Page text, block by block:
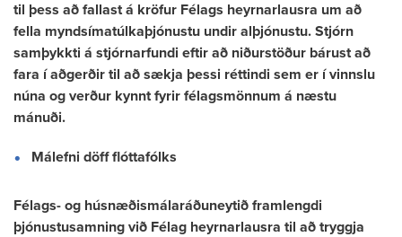
til þess að fallast á kröfur Félags heyrnarlausra um að
fella myndsímatúlkaþjónustu undir alþjónustu. Stjórn
samþykkti á stjórnarfundi eftir að niðurstöður bárust að
fara í aðgerðir til að sækja þessi réttindi sem er í vinnslu
núna og verður kynnt fyrir félagsmönnum á næstu
mánuði.
Málefni döff flóttafólks
Félags- og húsnæðismálaráðuneytið framlengdi
þjónustusamning við Félag heyrnarlausra til að tryggja